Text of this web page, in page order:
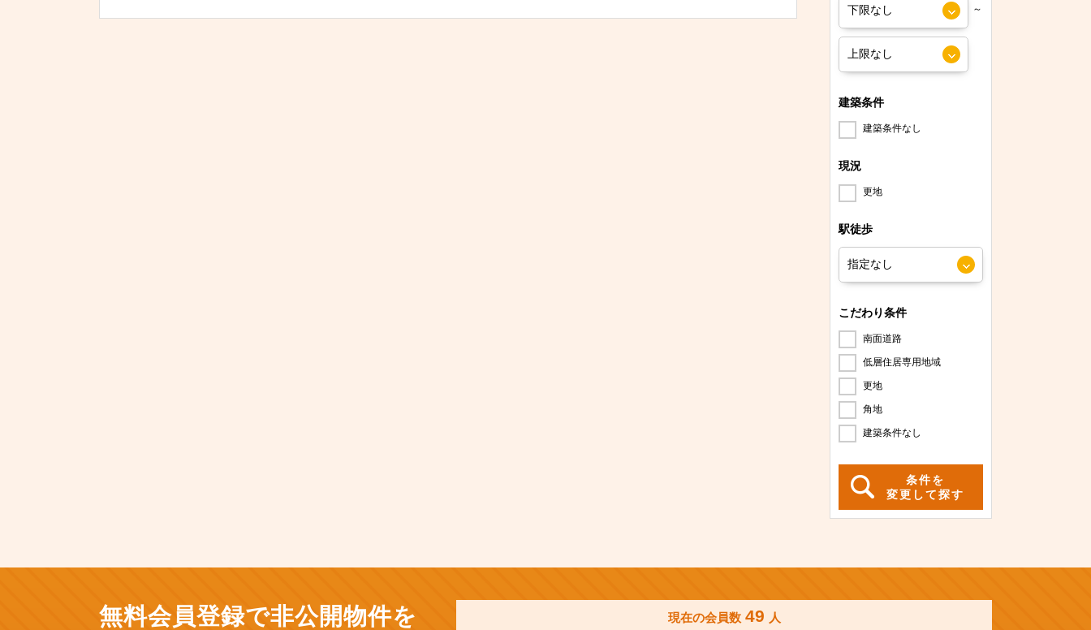
～
建築条件
建築条件なし
現況
更地
駅徒歩
こだわり条件
南面道路
低層住居専用地域
更地
角地
建築条件なし
条件を
変更して探す
無料会員登録で非公開物件を
現在の会員数 49 人